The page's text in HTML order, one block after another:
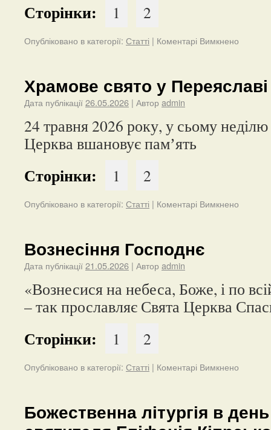
Сторінки: 1 2
Опубліковано в категорії: Статті | Коментарі Вимкнено
Храмове свято у Переяславі
Дата публікації26.05.2026 | Автор admin
24 травня 2026 року, у сьому
Церква вшановує памʼять
Сторінки: 1 2
Опубліковано в категорії: Статті | Коментарі Вимкнено
Вознесіння Господнє
Дата публікації21.05.2026 | Автор admin
«Вознесися на небеса, Боже, і по
– так прославляє Свята Церква
Сторінки: 1 2
Опубліковано в категорії: Статті | Коментарі Вимкнено
Божественна літургія в день